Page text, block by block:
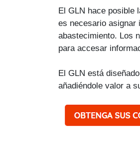
El GLN hace posible
es necesario asignar
abastecimiento. Los
para accesar
El GLN está
añadiéndole valor a